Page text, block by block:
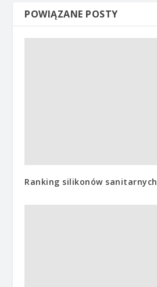
POWIĄZANE POSTY
Ranking silikonów